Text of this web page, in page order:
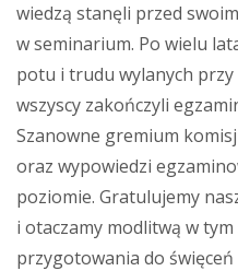
wiedzą stanęli przed
w seminarium. Po wielu
potu i trudu wylanych
wszyscy zakończyli
Szanowne gremium
oraz wypowiedzi
poziomie. Gratulujemy
i otaczamy modlitwą w
przygotowania do